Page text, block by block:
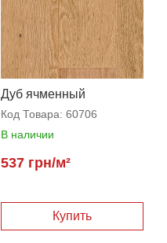
Дуб ячменный
Код Товара: 60706
В наличии
537 грн/м²